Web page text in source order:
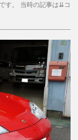
す。 当時の記事は⇊コ